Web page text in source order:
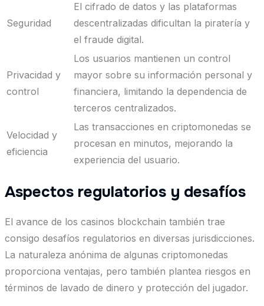
Seguridad
El cifrado de datos y las plataformas
descentralizadas dificultan la piratería y
el fraude digital.
Privacidad y
control
Los usuarios mantienen un control
mayor sobre su información personal y
financiera, limitando la dependencia de
terceros centralizados.
Velocidad y
eficiencia
Las transacciones en criptomonedas se
procesan en minutos, mejorando la
experiencia del usuario.
Aspectos regulatorios y desafíos
El avance de los casinos blockchain también trae
consigo desafíos regulatorios en diversas jurisdicciones.
La naturaleza anónima de algunas criptomonedas
proporciona ventajas, pero también plantea riesgos en
términos de lavado de dinero y protección del jugador.